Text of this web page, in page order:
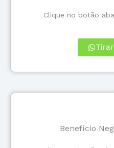
Clique no botão
Benefício